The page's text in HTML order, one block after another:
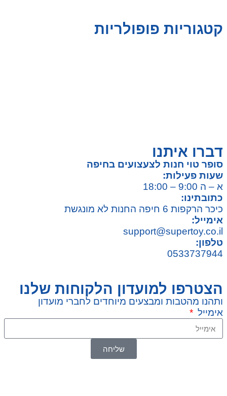
קטגוריות פופולריות
דברו איתנו
סופר טוי חנות לצעצועים בחיפה
שעות פעילות:
א – ה 9:00 – 18:00
כתובתינו:
כיכר הרקפות 6 חיפה החנות לא מונגשת
אימייל:
support@supertoy.co.il
טלפון:
0533737944
הצטרפו למועדון הלקוחות שלנו
ותהנו מהטבות ומבצעים מיוחדים לחברי מועדון
אימייל
שליחה